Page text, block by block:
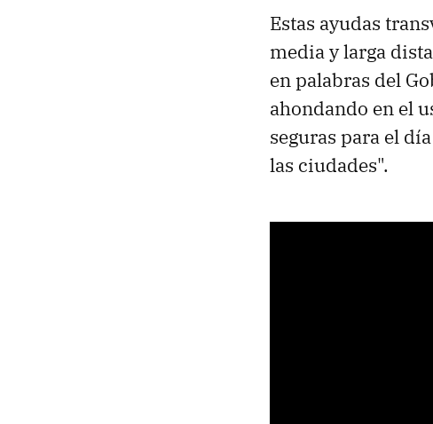
Estas ayudas
media y larga
en palabras del
ahondando en el
seguras para el
las ciudades".